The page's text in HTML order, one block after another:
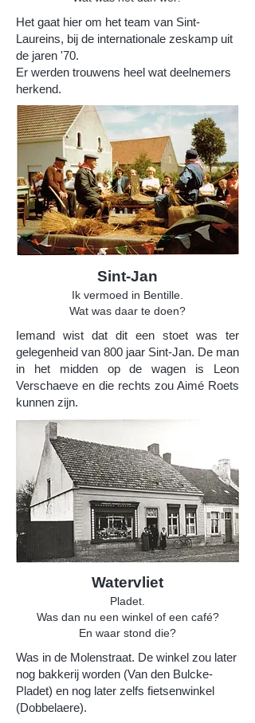
Het gaat hier om het team van Sint-
Laureins, bij de internationale zeskamp uit
de jaren '70.
Er werden trouwens heel wat deelnemers
herkend.
Sint-Jan
Ik vermoed in Bentille.
Wat was daar te doen?
Iemand wist dat dit een stoet was ter
gelegenheid van 800 jaar Sint-Jan. De man
in het midden op de wagen is Leon
Verschaeve en die rechts zou Aimé Roets
kunnen zijn.
Watervliet
Pladet.
Was dan nu een winkel of een café?
En waar stond die?
Was in de Molenstraat. De winkel zou later
nog bakkerij worden (Van den Bulcke-
Pladet) en nog later zelfs fietsenwinkel
(Dobbelaere).